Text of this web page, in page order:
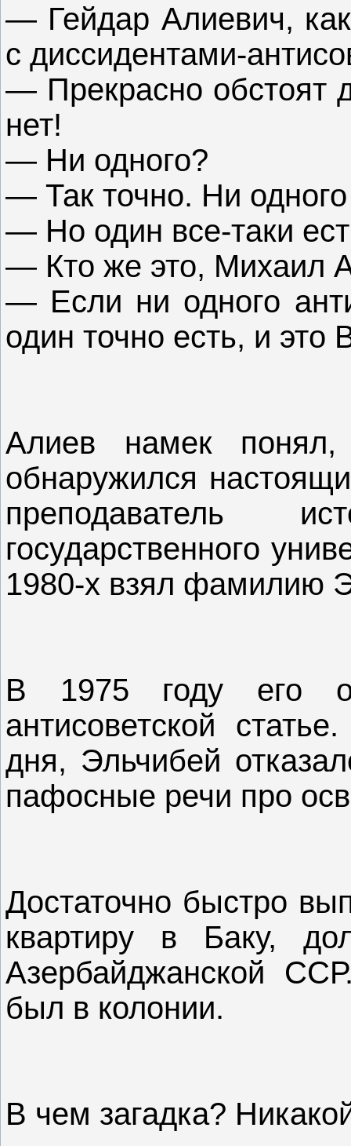
— Гейдар Алиевич,
с диссидентами-
— Прекрасно обстоят
нет!
— Ни одного?
— Так точно. Ни
— Но один все-таки
— Кто же это, Михаил
— Если ни одного
один точно есть, и
Алиев намек
обнаружился
преподаватель
государственного
1980-х взял фамилию
В 1975 году его
антисоветской
дня, Эльчибей
пафосные речи про
Достаточно быстро
квартиру в Баку,
Азербайджанской
был в колонии.
В чем загадка?